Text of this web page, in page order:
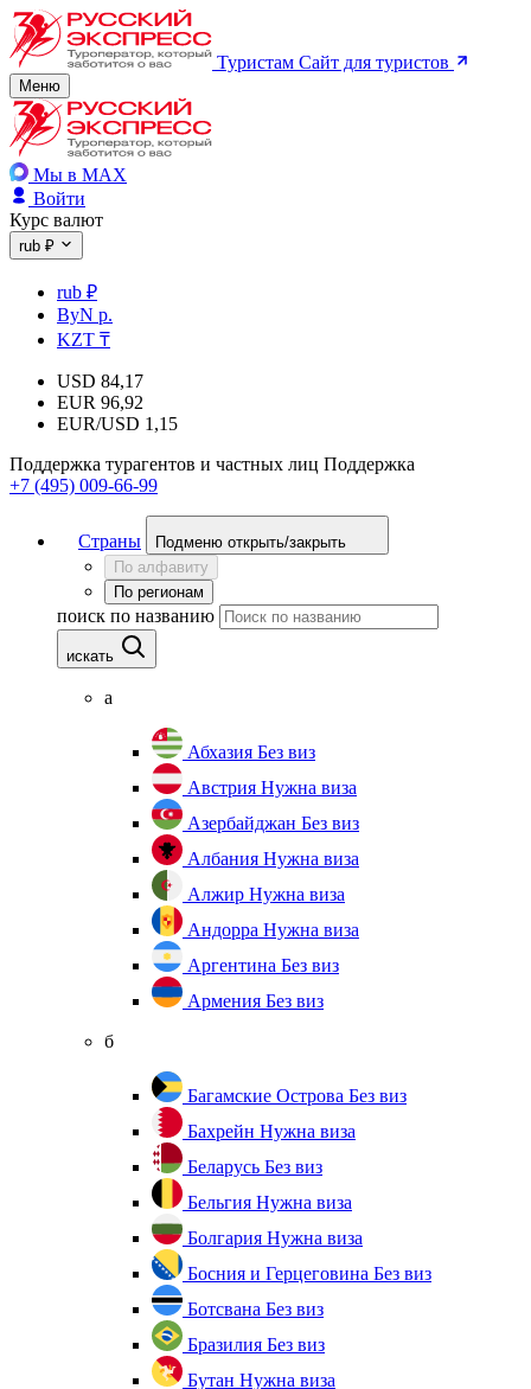
Туристам Сайт для туристов
Меню
Мы в MAX
Войти
Курс валют
rub ₽
rub ₽
ByN р.
KZT ₸
USD 84,17
EUR 96,92
EUR/USD 1,15
Поддержка турагентов и частных лиц Поддержка
+7 (495) 009-66-99
Страны
Подменю открыть/закрыть
По алфавиту
По регионам
поиск по названию
искать
а
Абхазия Без виз
Австрия Нужна виза
Азербайджан Без виз
Албания Нужна виза
Алжир Нужна виза
Андорра Нужна виза
Аргентина Без виз
Армения Без виз
б
Багамские Острова Без виз
Бахрейн Нужна виза
Беларусь Без виз
Бельгия Нужна виза
Болгария Нужна виза
Босния и Герцеговина Без виз
Ботсвана Без виз
Бразилия Без виз
Бутан Нужна виза